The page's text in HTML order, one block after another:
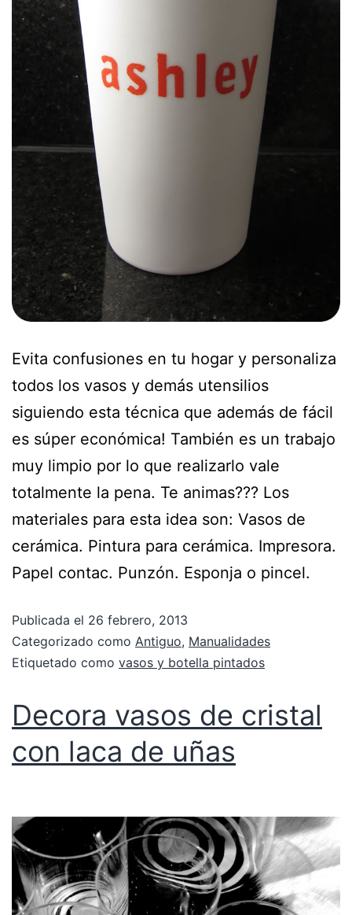
Evita confusiones en tu hogar y personaliza
todos los vasos y demás utensilios
siguiendo esta técnica que además de fácil
es súper económica! También es un trabajo
muy limpio por lo que realizarlo vale
totalmente la pena. Te animas??? Los
materiales para esta idea son: Vasos de
cerámica. Pintura para cerámica. Impresora.
Papel contac. Punzón. Esponja o pincel.
Publicada el 26 febrero, 2013
Categorizado como Antiguo, Manualidades
Etiquetado como vasos y botella pintados
Decora vasos de cristal
con laca de uñas